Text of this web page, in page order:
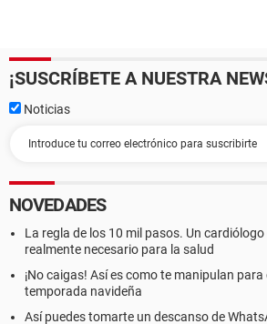
¡SUSCRÍBETE A NUESTRA
Noticias
NOVEDADES
La regla de los 10 mil pasos. Un cardiólogo
realmente necesario para la salud
¡No caigas! Así es como te manipulan
temporada navideña
Así puedes tomarte un descanso de